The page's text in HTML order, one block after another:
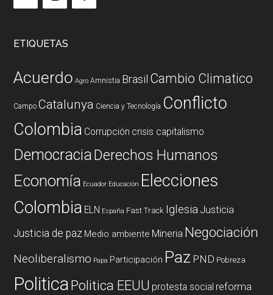
ETIQUETAS
Acuerdo Agro Amnistia Brasil Cambio Climatico
Campo Catalunya Ciencia y Tecnología Conflicto
Colombia Corrupción crisis capitalismo
DemocraciaDerechos Humanos
Economía Ecuador Educación Elecciones
Colombia ELN España Fast Track Iglesia Justicia
Justicia de paz Medio ambiente Mineria Negociación
Neoliberalismo Papa Participación Paz PND Pobreza
PoliticaPolitica EEUU protesta social reforma